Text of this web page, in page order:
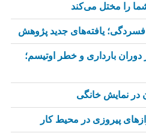
را مختل می‌کند
یافته‌های جدید پژوهش
بارداری و خطر اوتیسم؛
در نمایش خانگی
پیروزی در محیط کار